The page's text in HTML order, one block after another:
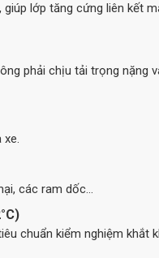
lớp tăng cứng liên kết
phải chịu tải trọng nặng
xe.
các ram dốc...
chuẩn kiểm nghiệm khắt